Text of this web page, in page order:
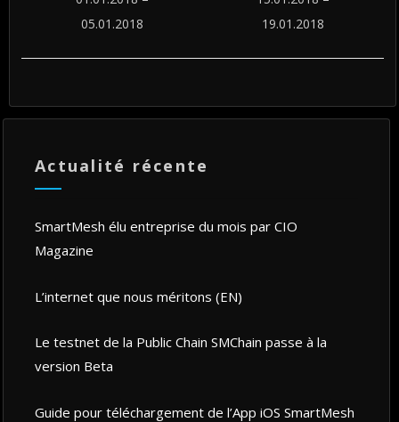
19.01.2018
05.01.2018
Actualité récente
SmartMesh élu entreprise du mois par CIO
Magazine
L’internet que nous méritons (EN)
Le testnet de la Public Chain SMChain passe à la
version Beta
Guide pour téléchargement de l’App iOS SmartMesh